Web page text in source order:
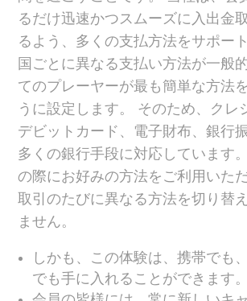
るだけ迅速かつスムーズに入出金
るよう、多くの支払方法をサポー
国ごとに異なる支払い方法が一般
てのプレーヤーが最も簡単な方法
うに設定します。 そのため、クレ
デビットカード、電子財布、銀行
多くの銀行手段に対応しています
の際にお好みの方法をご利用いた
取引のたびに異なる方法を切り替
ません。
しかも、この体験は、携帯でも
でも手に入れることができます。